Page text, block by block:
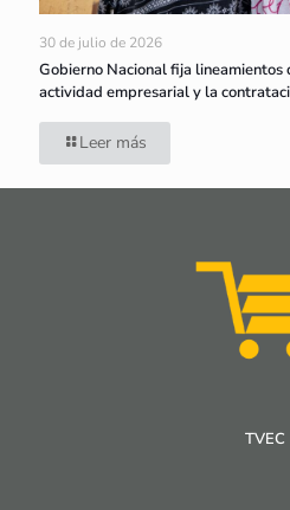
30 de julio de 2026
Gobierno Nacional fija lineamientos
actividad empresarial y la
Leer más
TVEC